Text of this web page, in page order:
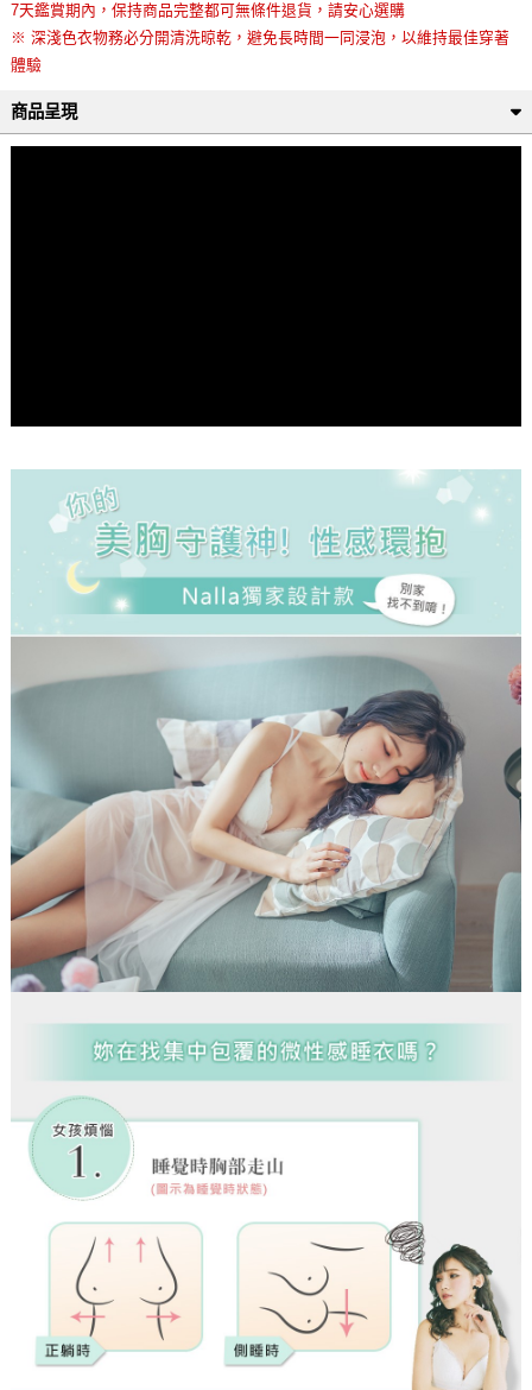
7天鑑賞期內，保持商品完整都可無條件退貨，請安心選購
※ 深淺色衣物務必分開清洗晾乾，避免長時間一同浸泡，以維持最佳穿著
體驗
商品呈現